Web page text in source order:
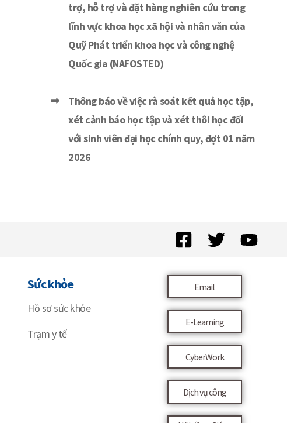
trợ, hỗ trợ và đặt hàng nghiên cứu trong
lĩnh vực khoa học xã hội và nhân văn của
Quỹ Phát triển khoa học và công nghệ
Quốc gia (NAFOSTED)
Thông báo về việc rà soát kết quả học tập,
xét cảnh báo học tập và xét thôi học đối
với sinh viên đại học chính quy, đợt 01 năm
2026
Sức khỏe
Hồ sơ sức khỏe
Trạm y tế
Email
E-Learning
CyberWork
Dịch vụ công